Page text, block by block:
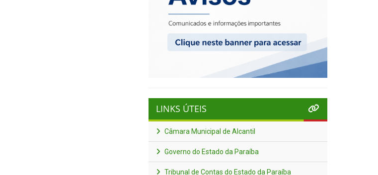
LINKS ÚTEIS
Câmara Municipal de Alcantil
Governo do Estado da Paraíba
Tribunal de Contas do Estado da Paraíba